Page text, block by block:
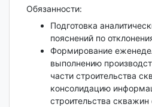
Обязанности:
Подготовка
пояснений по
Формирование
выполнению
части строительства
консолидацию
строительства